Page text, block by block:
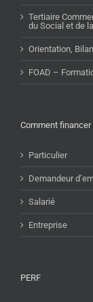
Tertiaire
du Social et de
Orientation,
FOAD –
Comment financer
Particulier
Demandeur
Salarié
Entreprise
PERF